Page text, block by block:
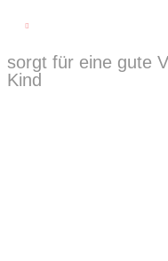

sorgt für eine gute
Kind